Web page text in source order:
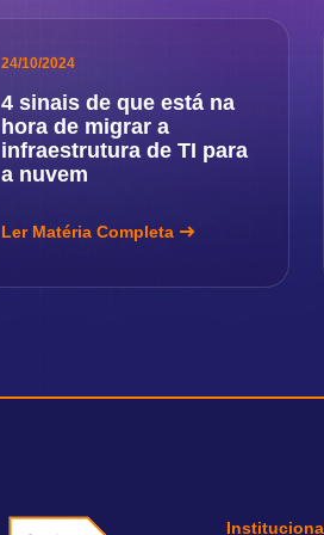
24/10/2024
4 sinais de que está na
hora de migrar a
infraestrutura de TI para
a nuvem
Ler Matéria Completa